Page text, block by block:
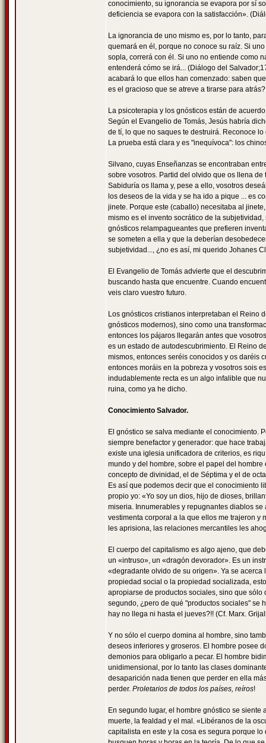
conocimiento, su ignorancia se evapora por sí
deficiencia se evapora con la satisfacción».
La ignorancia de uno mismo es, por lo tanto,
quemará en él, porque no conoce su raíz. Si
sopla, correrá con él. Si uno no entiende como
entenderá cómo se irá... (Diálogo del
acabará lo que ellos han comenzado: saben
es el gracioso que se atreve a tirarse para atrás?
La psicoterapia y los gnósticos están de
Según el Evangelio de Tomás, Jesús habría
de tí, lo que no saques te destruirá. Reconoce
La prueba está clara y es "inequívoca": los
Silvano, cuyas Enseñanzas se encontraban
sobre vosotros. Partid del olvido que os llena
Sabiduría os llama y, pese a ello, vosotros
los deseos de la vida y se ha ido a pique ... es
jinete. Porque este (caballo) necesitaba al
mismo es el invento socrático de la
gnósticos relampagueantes que prefieren
se someten a ella y que la deberían
subjetividad..., ¿no es así, mi querido Johanes
El Evangelio de Tomás advierte que el
buscando hasta que encuentre. Cuando
veis claro vuestro futuro.
Los gnósticos cristianos interpretaban el Reino
gnósticos modernos), sino como una
entonces los pájaros llegarán antes que
es un estado de autodescubrimiento. El Reino
mismos, entonces seréis conocidos y os daréis
entonces moráis en la pobreza y vosotros sois
indudablemente recta es un algo infalible que
ruina, como ya he dicho.
Conocimiento Salvador.
El gnóstico se salva mediante el conocimiento.
siempre benefactor y generador: que hace
existe una iglesia unificadora de criterios, es
mundo y del hombre, sobre el papel del
concepto de divinidad, el de Séptima y el de
Es así que podemos decir que el conocimiento
propio yo: «Yo soy un dios, hijo de dioses,
miseria. Innumerables y repugnantes diablos
vestimenta corporal a la que ellos me trajeron y
les aprisiona, las relaciones mercantiles les
El cuerpo del capitalismo es algo ajeno, que
un «intruso», un «dragón devorador». Es un
«degradante olvido de su origen». Ya se
propiedad social o la propiedad socializada,
apropiarse de productos sociales, sino que
segundo, ¿pero de qué "productos sociales" se
hay no llega ni hasta el jueves?!! (Cf. Marx.
Y no sólo el cuerpo domina al hombre, sino
deseos inferiores y groseros. El hombre posee
demonios para obligarlo a pecar. El hombre
unidimensional, por lo tanto las clases
desaparición nada tienen que perder en ella
perder. Proletarios de todos los países, reíros!
En segundo lugar, el hombre gnóstico se
muerte, la fealdad y el mal. «Libéranos de la
capitalista en este y la cosa es segura porque